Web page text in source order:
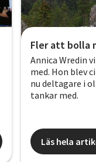
Fler att bolla
Annica Wredin
med. Hon blev
nu deltagare i
tankar med.
Läs hela